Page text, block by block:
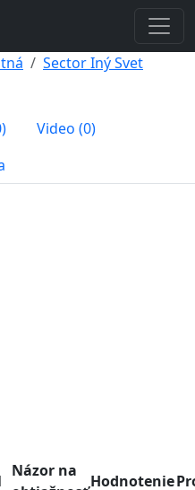
Sector Iný Svet
Video (0)
Názor na
Hodnotenie